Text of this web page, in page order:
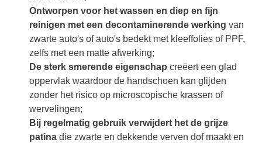
Ontworpen voor het wassen en diep en fijn
reinigen met een decontaminerende werking van
zwarte auto's of auto's bedekt met kleeffolies of PPF,
zelfs met een matte afwerking;
De sterk smerende eigenschap creëert een glad
oppervlak waardoor de handschoen kan glijden
zonder het risico op microscopische krassen of
wervelingen;
Bij regelmatig gebruik verwijdert het de grijze
patina die zwarte en dekkende verven dof maakt en